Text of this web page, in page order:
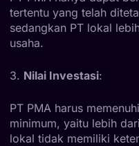
tertentu yang telah
sedangkan PT lokal
usaha.
3. Nilai Investasi:
PT PMA harus
minimum, yaitu lebih
lokal tidak memiliki